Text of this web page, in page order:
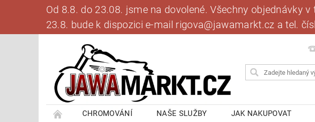
Od 8.8. do 23.08. jsme na dovolené. Všechny objednávky
23.8. bude k dispozici e-mail rigova@jawamarkt.cz a tel.
CHROMOVÁNÍ NAŠE SLUŽBY JAK NAKUPOVAT